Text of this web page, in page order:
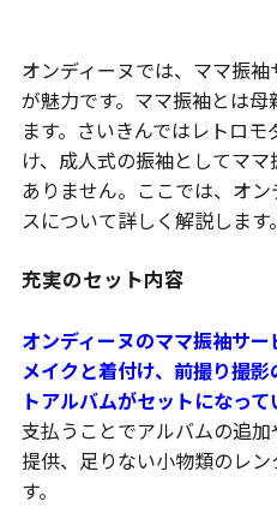
オンディーヌでは、ママ振
が魅力です。ママ振袖とは
ます。さいきんではレトロ
け、成人式の振袖としてマ
ありません。ここでは、オ
スについて詳しく解説します。
充実のセット内容
オンディーヌのママ振袖サ
メイクと着付け、前撮り撮
トアルバムがセットになって
支払うことでアルバムの追
提供、足りない小物類のレ
す。